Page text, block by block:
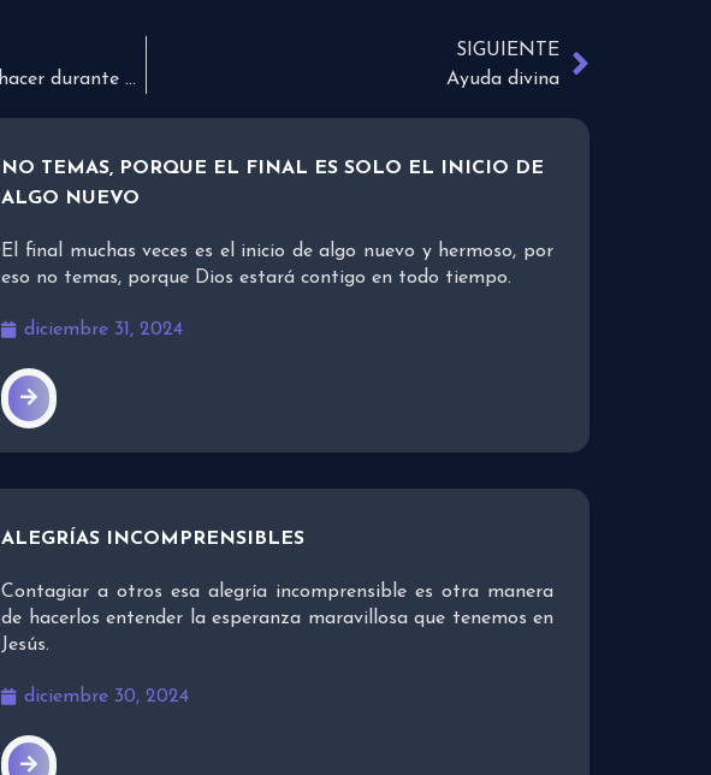
10 actividades divertidas para hacer durante este fin de semana
SIGUIENTE
Ayuda divina
NO TEMAS, PORQUE EL FINAL ES SOLO EL INICIO DE
ALGO NUEVO
El final muchas veces es el inicio de algo nuevo y hermoso, por
eso no temas, porque Dios estará contigo en todo tiempo.
diciembre 31, 2024
ALEGRÍAS INCOMPRENSIBLES
Contagiar a otros esa alegría incomprensible es otra manera
de hacerlos entender la esperanza maravillosa que tenemos en
Jesús.
diciembre 30, 2024